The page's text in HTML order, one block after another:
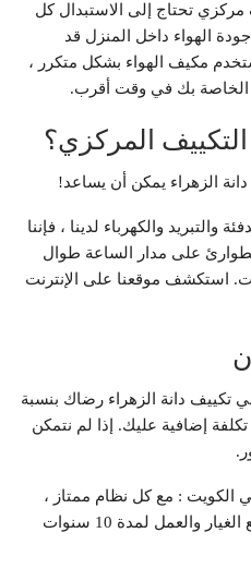
تحتاج إلى الاستبدال كل
الهواء داخل المنزل قد
مكيف الهواء بشكل متكرر ،
الخاصة بك في وقت أقرب.
المركزي؟
الزهراء يمكن أن يساعد!
والتبريد والكهرباء لدينا ، فإننا
على مدار الساعة طوال
استكشف موقعنا على الإنترنت
تكييف دانة الزهراء رضاك ​​بنسبة
إضافية عليك. إذا لم نتمكن
الكويت : مع كل نظام ممتاز ،
تحصل على ضمان ستيوارت لقطع الغيار والعمل لمدة 10 سنوات